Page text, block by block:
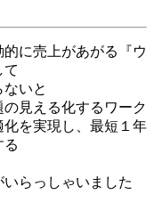
に売上があがる『ウ
て
いと
見える化するワーク
を実現し、最短１年
る
らっしゃいました